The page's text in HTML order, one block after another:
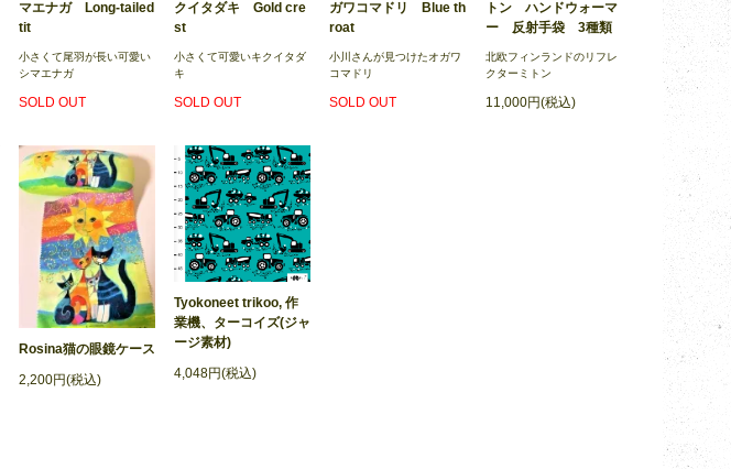
マエナガ Long-tailed
tit
小さくて尾羽が長い可愛い
シマエナガ
SOLD OUT
クイタダキ Gold cre
st
小さくて可愛いキクイタダ
キ
SOLD OUT
ガワコマドリ Blue th
roat
小川さんが見つけたオガワ
コマドリ
SOLD OUT
トン ハンドウォーマ
ー 反射手袋 3種類
北欧フィンランドのリフレ
クターミトン
11,000円(税込)
Rosina猫の眼鏡ケース
2,200円(税込)
Tyokoneet trikoo, 作
業機、ターコイズ(ジャ
ージ素材)
4,048円(税込)